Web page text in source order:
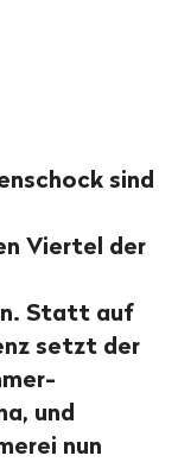
sind
Viertel der
Statt auf
setzt der
und
nun